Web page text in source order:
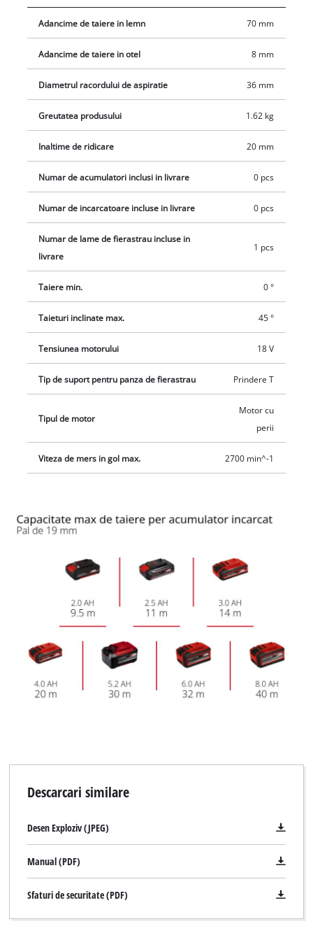
Adancime de taiere in lemn 70 mm
Adancime de taiere in otel 8 mm
Diametrul racordului de aspiratie 36 mm
Greutatea produsului 1.62 kg
Inaltime de ridicare 20 mm
Numar de acumulatori inclusi in livrare 0 pcs
Numar de incarcatoare incluse in livrare 0 pcs
Numar de lame de fierastrau incluse in
livrare
1 pcs
Taiere min. 0 °
Taieturi inclinate max. 45 °
Tensiunea motorului 18 V
Tip de suport pentru panza de fierastrau Prindere T
Tipul de motor
Motor cu
perii
Viteza de mers in gol max. 2700 min^-1
Descarcari similare
Desen Exploziv (JPEG)
Manual (PDF)
Sfaturi de securitate (PDF)